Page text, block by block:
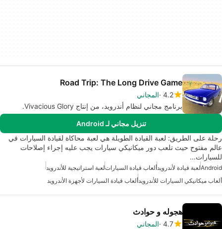
Road Trip: The Long Drive Game
4.2 المجاني
برنامج مجاني لنظام أندرويد، من إنتاج Vivacious Glory.
تنزيل مجاني لـ Android
رحلة على الطريق: لعبة القيادة الطويلة هي لعبة محاكاة لقيادة السيارات في
عالم مفتوح حيث تلعب دور ميكانيكي سيارات يجب عليه إجراء إصلاحات
للسيارات…
Androidلعبة قيادة لأندرويدألعاب قيادة السياراتلعبة استراتيجية للأندرويد
ألعاب ميكانيكي السيارات للأندرويدألعاب قيادة السيارات لأجهزة الأندرويد
هجوله و حوادث
4.7 المجاني